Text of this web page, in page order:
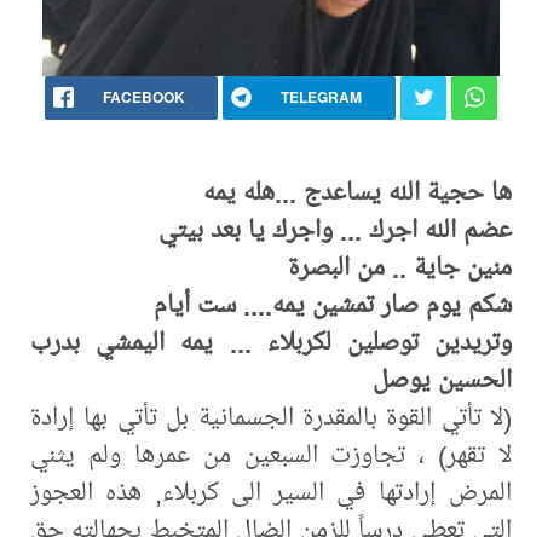
FACEBOOK TELEGRAM
ها حجية الله يساعدج ...هله يمه
عضم الله اجرك ... واجرك يا بعد بيتي
منين جاية .. من البصرة
شكم يوم صار تمشين يمه.... ست أيام
وتريدين توصلين لكربلاء ... يمه اليمشي بدرب
الحسين يوصل
(لا تأتي القوة بالمقدرة الجسمانية بل تأتي بها إرادة
لا تقهر) ، تجاوزت السبعين من عمرها ولم يثني
المرض إرادتها في السير الى كربلاء, هذه العجوز
التي تعطي درساً للزمن الضال المتخبط بجهالته حق